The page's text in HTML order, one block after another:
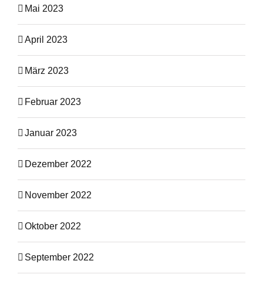
Mai 2023
April 2023
März 2023
Februar 2023
Januar 2023
Dezember 2022
November 2022
Oktober 2022
September 2022